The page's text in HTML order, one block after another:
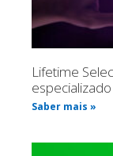
Lifetime
Saber mais »